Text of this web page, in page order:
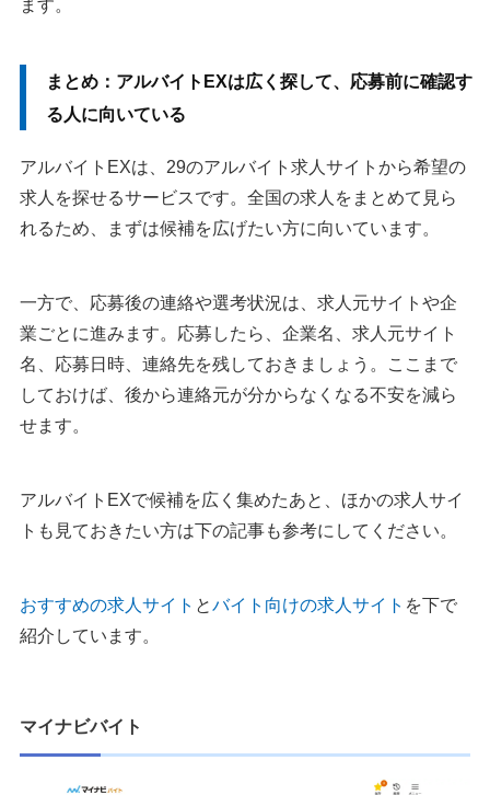
ます。
まとめ：アルバイトEXは広く探して、応募前に確認す
る人に向いている
アルバイトEXは、29のアルバイト求人サイトから希望の
求人を探せるサービスです。全国の求人をまとめて見ら
れるため、まずは候補を広げたい方に向いています。
一方で、応募後の連絡や選考状況は、求人元サイトや企
業ごとに進みます。応募したら、企業名、求人元サイト
名、応募日時、連絡先を残しておきましょう。ここまで
しておけば、後から連絡元が分からなくなる不安を減ら
せます。
アルバイトEXで候補を広く集めたあと、ほかの求人サイ
トも見ておきたい方は下の記事も参考にしてください。
おすすめの求人サイト とバイト向けの求人サイト を下で
紹介しています。
マイナビバイト